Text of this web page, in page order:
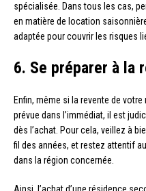
spécialisée. Dans tous les cas,
en matière de location
adaptée pour couvrir les risques
6. Se préparer à la
Enfin, même si la revente de
prévue dans l’immédiat, il est
dès l’achat. Pour cela, veillez à
fil des années, et restez attentif
dans la région concernée.